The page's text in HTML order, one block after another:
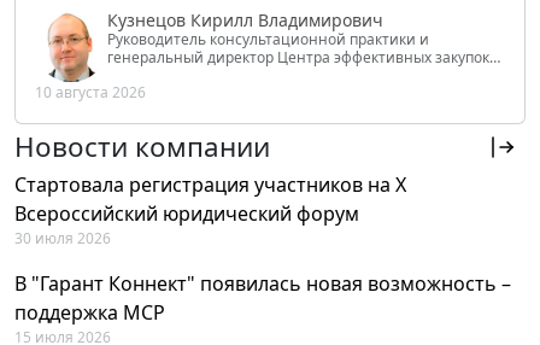
Кузнецов Кирилл Владимирович
Руководитель консультационной практики и
генеральный директор Центра эффективных закупок
РФ
10 августа 2026
Новости компании
Стартовала регистрация участников на X
Всероссийский юридический форум
30 июля 2026
В "Гарант Коннект" появилась новая возможность –
поддержка MCP
15 июля 2026